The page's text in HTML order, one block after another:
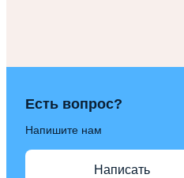
Есть вопрос?
Напишите нам
Написать